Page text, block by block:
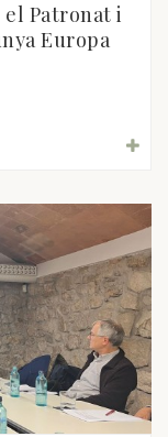
el Patronat i
Europa